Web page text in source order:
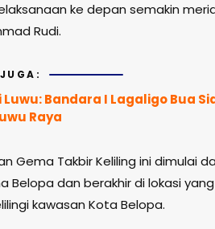
ke depan semakin
Rudi.
Bandara I Lagaligo Bua
Raya
Gema Takbir Keliling ini dimulai
Belopa dan berakhir di lokasi
kawasan Kota Belopa.